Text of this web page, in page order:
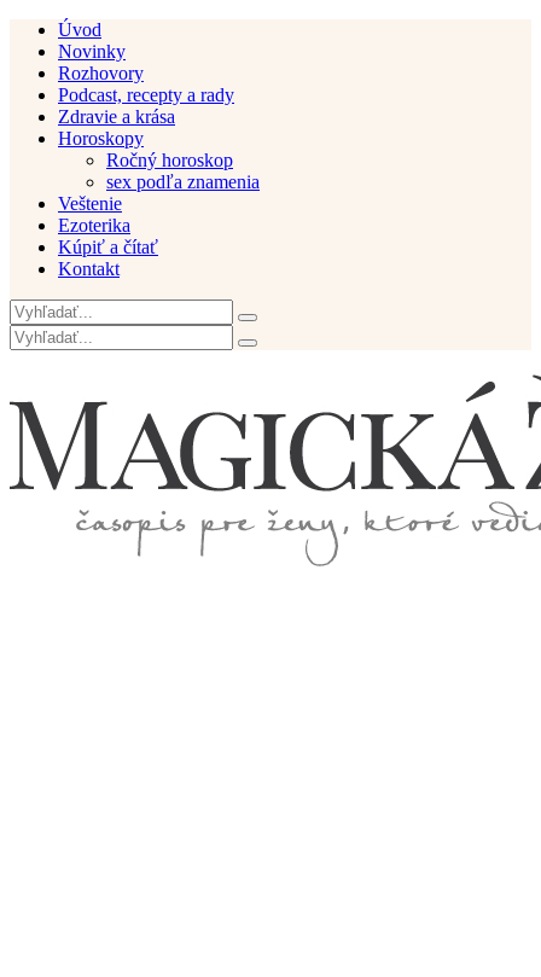
Úvod
Novinky
Rozhovory
Podcast, recepty a rady
Zdravie a krása
Horoskopy
Ročný horoskop
sex podľa znamenia
Veštenie
Ezoterika
Kúpiť a čítať
Kontakt